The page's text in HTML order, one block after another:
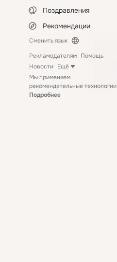
Поздравления
Рекомендации
Сменить язык
Рекламодателям Помощь
Новости Ещё
Мы применяем
рекомендательные технологии
Подробнее